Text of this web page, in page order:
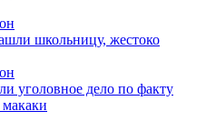
школьницу, жестоко
уголовное дело по факту